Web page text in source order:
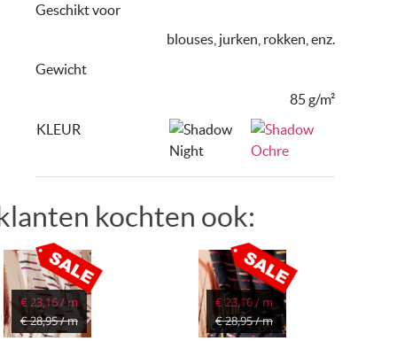
Geschikt voor
blouses, jurken, rokken, enz.
Gewicht
85 g/m²
KLEUR
kochten ook:
€ 23,16 / m
€ 28,95 / m
€ 23,16 / m
€ 28,95 / m